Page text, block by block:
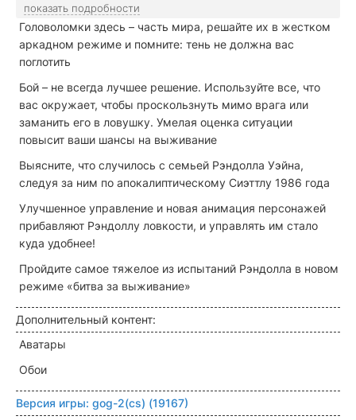
показать подробности
Головоломки здесь – часть мира, решайте их в жестком
аркадном режиме и помните: тень не должна вас
поглотить
Бой – не всегда лучшее решение. Используйте все, что
вас окружает, чтобы проскользнуть мимо врага или
заманить его в ловушку. Умелая оценка ситуации
повысит ваши шансы на выживание
Выясните, что случилось с семьей Рэндолла Уэйна,
следуя за ним по апокалиптическому Сиэттлу 1986 года
Улучшенное управление и новая анимация персонажей
прибавляют Рэндоллу ловкости, и управлять им стало
куда удобнее!
Пройдите самое тяжелое из испытаний Рэндолла в новом
режиме «битва за выживание»
Дополнительный контент:
Аватары
Обои
Версия игры: gog-2(cs) (19167)